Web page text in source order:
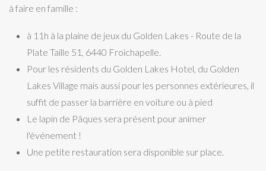
à faire en famille :
à 11h à la plaine de jeux du Golden Lakes - Route de la
Plate Taille 51, 6440 Froichapelle.
Pour les résidents du Golden Lakes Hotel, du Golden
Lakes Village mais aussi pour les personnes extérieures, il
suffit de passer la barrière en voiture ou à pied
Le lapin de Pâques sera présent pour animer
l'événement !
Une petite restauration sera disponible sur place.